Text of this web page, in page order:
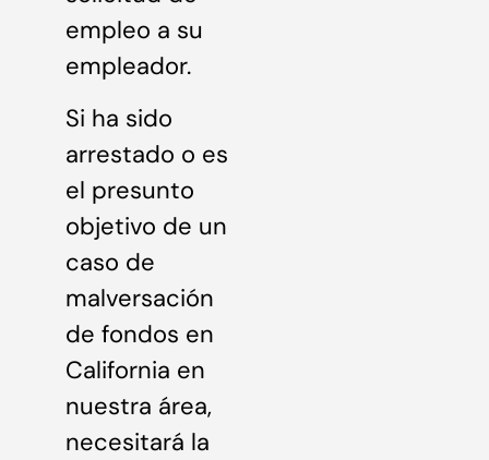
empleo a su
empleador.
Si ha sido
arrestado o es
el presunto
objetivo de un
caso de
malversación
de fondos en
California en
nuestra área,
necesitará la